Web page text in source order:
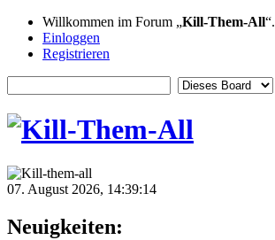
Willkommen im Forum „Kill-Them-All“.
Einloggen
Registrieren
07. August 2026, 14:39:14
Neuigkeiten: